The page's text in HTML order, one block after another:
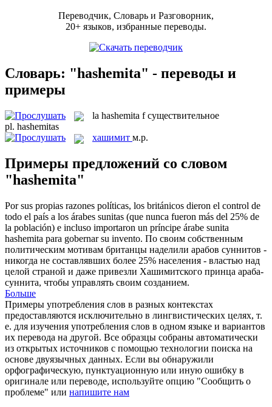
Переводчик, Словарь и Разговорник,
20+ языков, избранные переводы.
Словарь: "hashemita" - переводы и
примеры
la hashemita f существительное
pl. hashemitas
хашимит м.р.
Примеры предложений со словом
"hashemita"
Por sus propias razones políticas, los británicos dieron el control de
todo el país a los árabes sunitas (que nunca fueron más del 25% de
la población) e incluso importaron un príncipe árabe sunita
hashemita para gobernar su invento. По своим собственным
политическим мотивам британцы наделили арабов суннитов -
никогда не составлявших более 25% населения - властью над
целой страной и даже привезли Хашимитского принца араба-
суннита, чтобы управлять своим созданием.
Больше
Примеры употребления слов в разных контекстах
предоставляются исключительно в лингвистических целях, т.
е. для изучения употребления слов в одном языке и вариантов
их перевода на другой. Все образцы собраны автоматически
из открытых источников с помощью технологии поиска на
основе двуязычных данных. Если вы обнаружили
орфографическую, пунктуационную или иную ошибку в
оригинале или переводе, используйте опцию "Сообщить о
проблеме" или напишите нам